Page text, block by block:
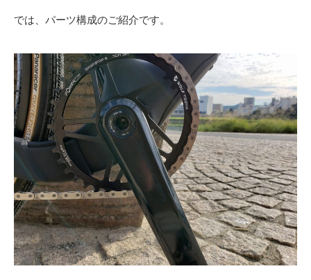
では、パーツ構成のご紹介です。